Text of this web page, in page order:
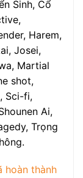
Sinh, Cổ
Harem,
Josei,
Martial
shot,
Sci-fi,
Ai,
Trọng
hoàn thành